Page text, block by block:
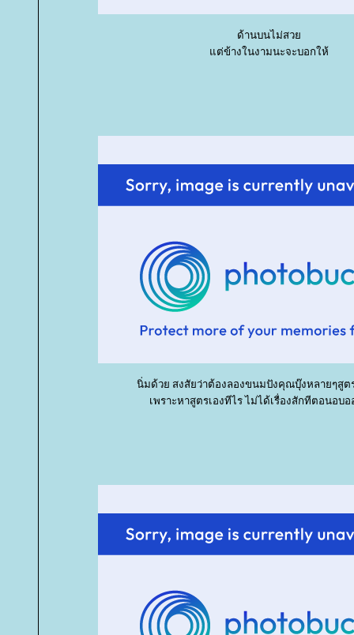
ด้านบนไม่สว
ต่ข้างในงามนะจะบอกให้
นิ่มด้วย สงสัยว่าต้องลองขนมปังคุณบุ๊งหลายๆสูต
เพราะหาสูตรเองทีไร ไม่ได้เรื่องสักทีตอนอบ